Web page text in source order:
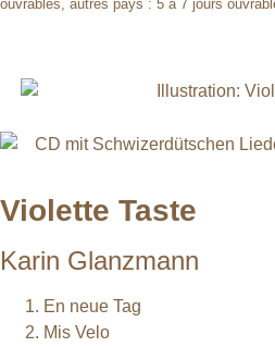
ouvrables, autres pays : 5 à 7 jours
Violette Taste
Karin Glanzmann
En neue Tag
Mis Velo